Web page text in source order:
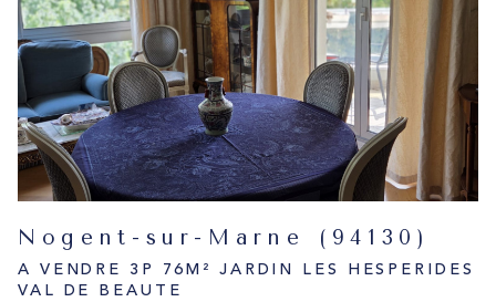
Nogent-sur-Marne (94130)
A VENDRE 3P 76M² JARDIN LES HESPERIDES
VAL DE BEAUTE